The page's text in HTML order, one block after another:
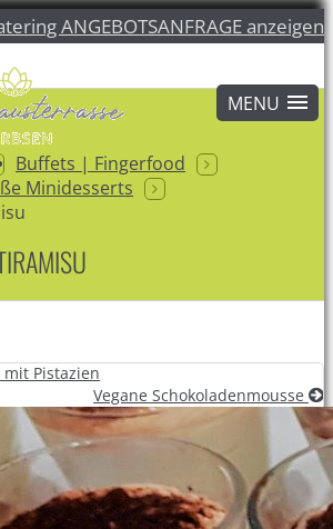
ANGEBOTSANFRAGE anzeigen
Buffets | Fingerfood
Minidesserts
Pistazien
Vegane Schokoladenmousse